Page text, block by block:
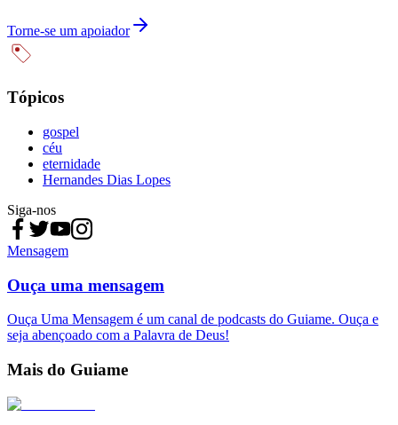
Torne-se um apoiador
Tópicos
gospel
céu
eternidade
Hernandes Dias Lopes
Siga-nos
Mensagem
Ouça uma mensagem
Ouça Uma Mensagem é um canal de podcasts do Guiame. Ouça e
seja abençoado com a Palavra de Deus!
Mais do Guiame